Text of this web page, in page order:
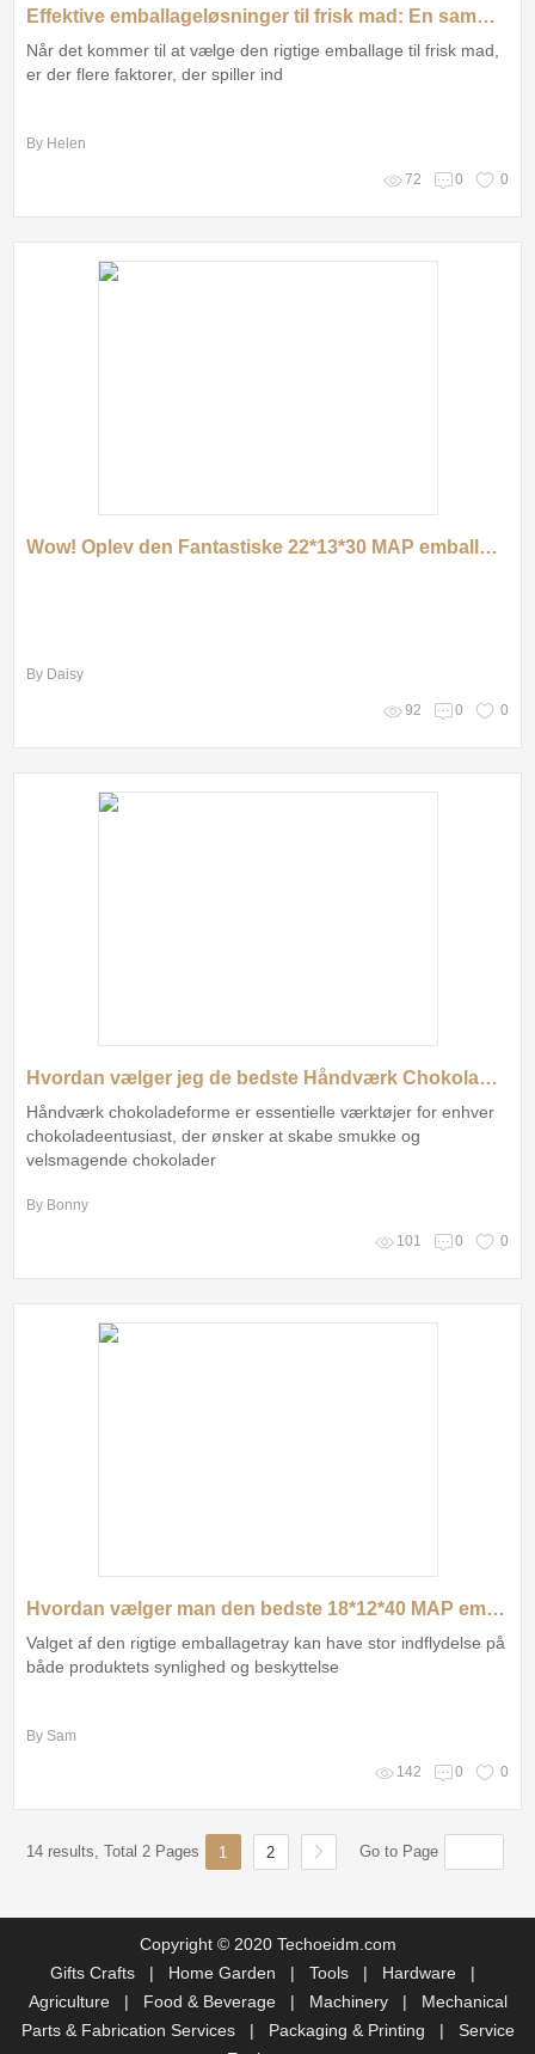
Effektive emballageløsninger til frisk mad: En sammenligning
Når det kommer til at vælge den rigtige emballage til frisk mad,
er der flere faktorer, der spiller ind
By Helen
72 0 0
Wow! Oplev den Fantastiske 22*13*30 MAP emballagetray fra Anasheen!
By Daisy
92 0 0
Hvordan vælger jeg de bedste Håndværk Chokoladeforme til mine behov?
Håndværk chokoladeforme er essentielle værktøjer for enhver
chokoladeentusiast, der ønsker at skabe smukke og
velsmagende chokolader
By Bonny
101 0 0
Hvordan vælger man den bedste 18*12*40 MAP emballagetray?
Valget af den rigtige emballagetray kan have stor indflydelse på
både produktets synlighed og beskyttelse
By Sam
142 0 0
14 results, Total 2 Pages 1 2 Go to Page
Copyright © 2020 Techoeidm.com
Gifts Crafts
| Home Garden | Tools | Hardware
|
Agriculture
| Food & Beverage | Machinery | Mechanical
Parts & Fabrication Services
| Packaging & Printing | Service